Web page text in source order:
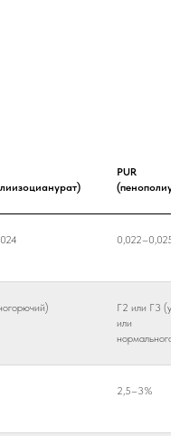
PUR
0,022–0,025
Г2 или Г3
или
2,5–3%